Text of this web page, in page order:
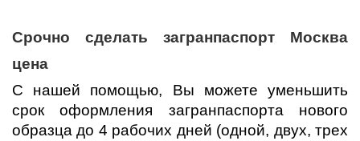
Срочно сделать загранпаспорт Москва
цена
С нашей помощью, Вы можете уменьшить
срок оформления загранпаспорта нового
образца до 4 рабочих дней (одной, двух, трех